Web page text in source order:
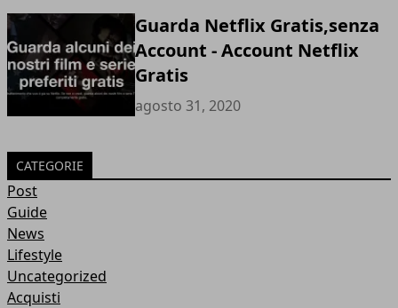
Guarda Netflix Gratis,senza
Account - Account Netflix
Gratis
agosto 31, 2020
CATEGORIE
Post
Guide
News
Lifestyle
Uncategorized
Acquisti